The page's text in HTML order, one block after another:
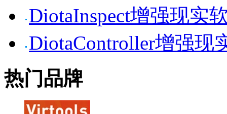
DiotaInspect增强现实
DiotaController增强现
热门品牌